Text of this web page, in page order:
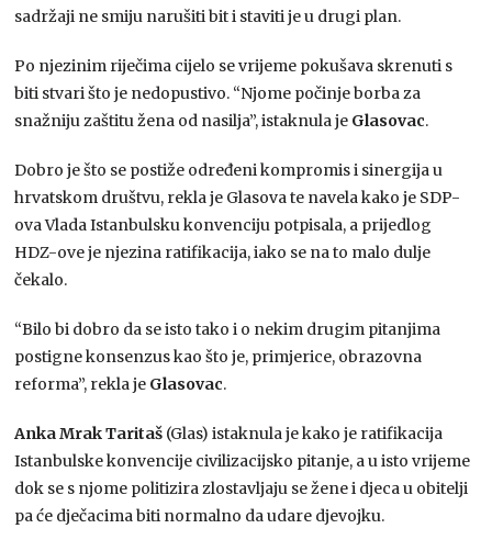
sadržaji ne smiju narušiti bit i staviti je u drugi plan.
Po njezinim riječima cijelo se vrijeme pokušava skrenuti s
biti stvari što je nedopustivo. “Njome počinje borba za
snažniju zaštitu žena od nasilja”, istaknula je Glasovac.
Dobro je što se postiže određeni kompromis i sinergija u
hrvatskom društvu, rekla je Glasova te navela kako je SDP-
ova Vlada Istanbulsku konvenciju potpisala, a prijedlog
HDZ-ove je njezina ratifikacija, iako se na to malo dulje
čekalo.
“Bilo bi dobro da se isto tako i o nekim drugim pitanjima
postigne konsenzus kao što je, primjerice, obrazovna
reforma”, rekla je Glasovac.
Anka Mrak Taritaš (Glas) istaknula je kako je ratifikacija
Istanbulske konvencije civilizacijsko pitanje, a u isto vrijeme
dok se s njome politizira zlostavljaju se žene i djeca u obitelji
pa će dječacima biti normalno da udare djevojku.